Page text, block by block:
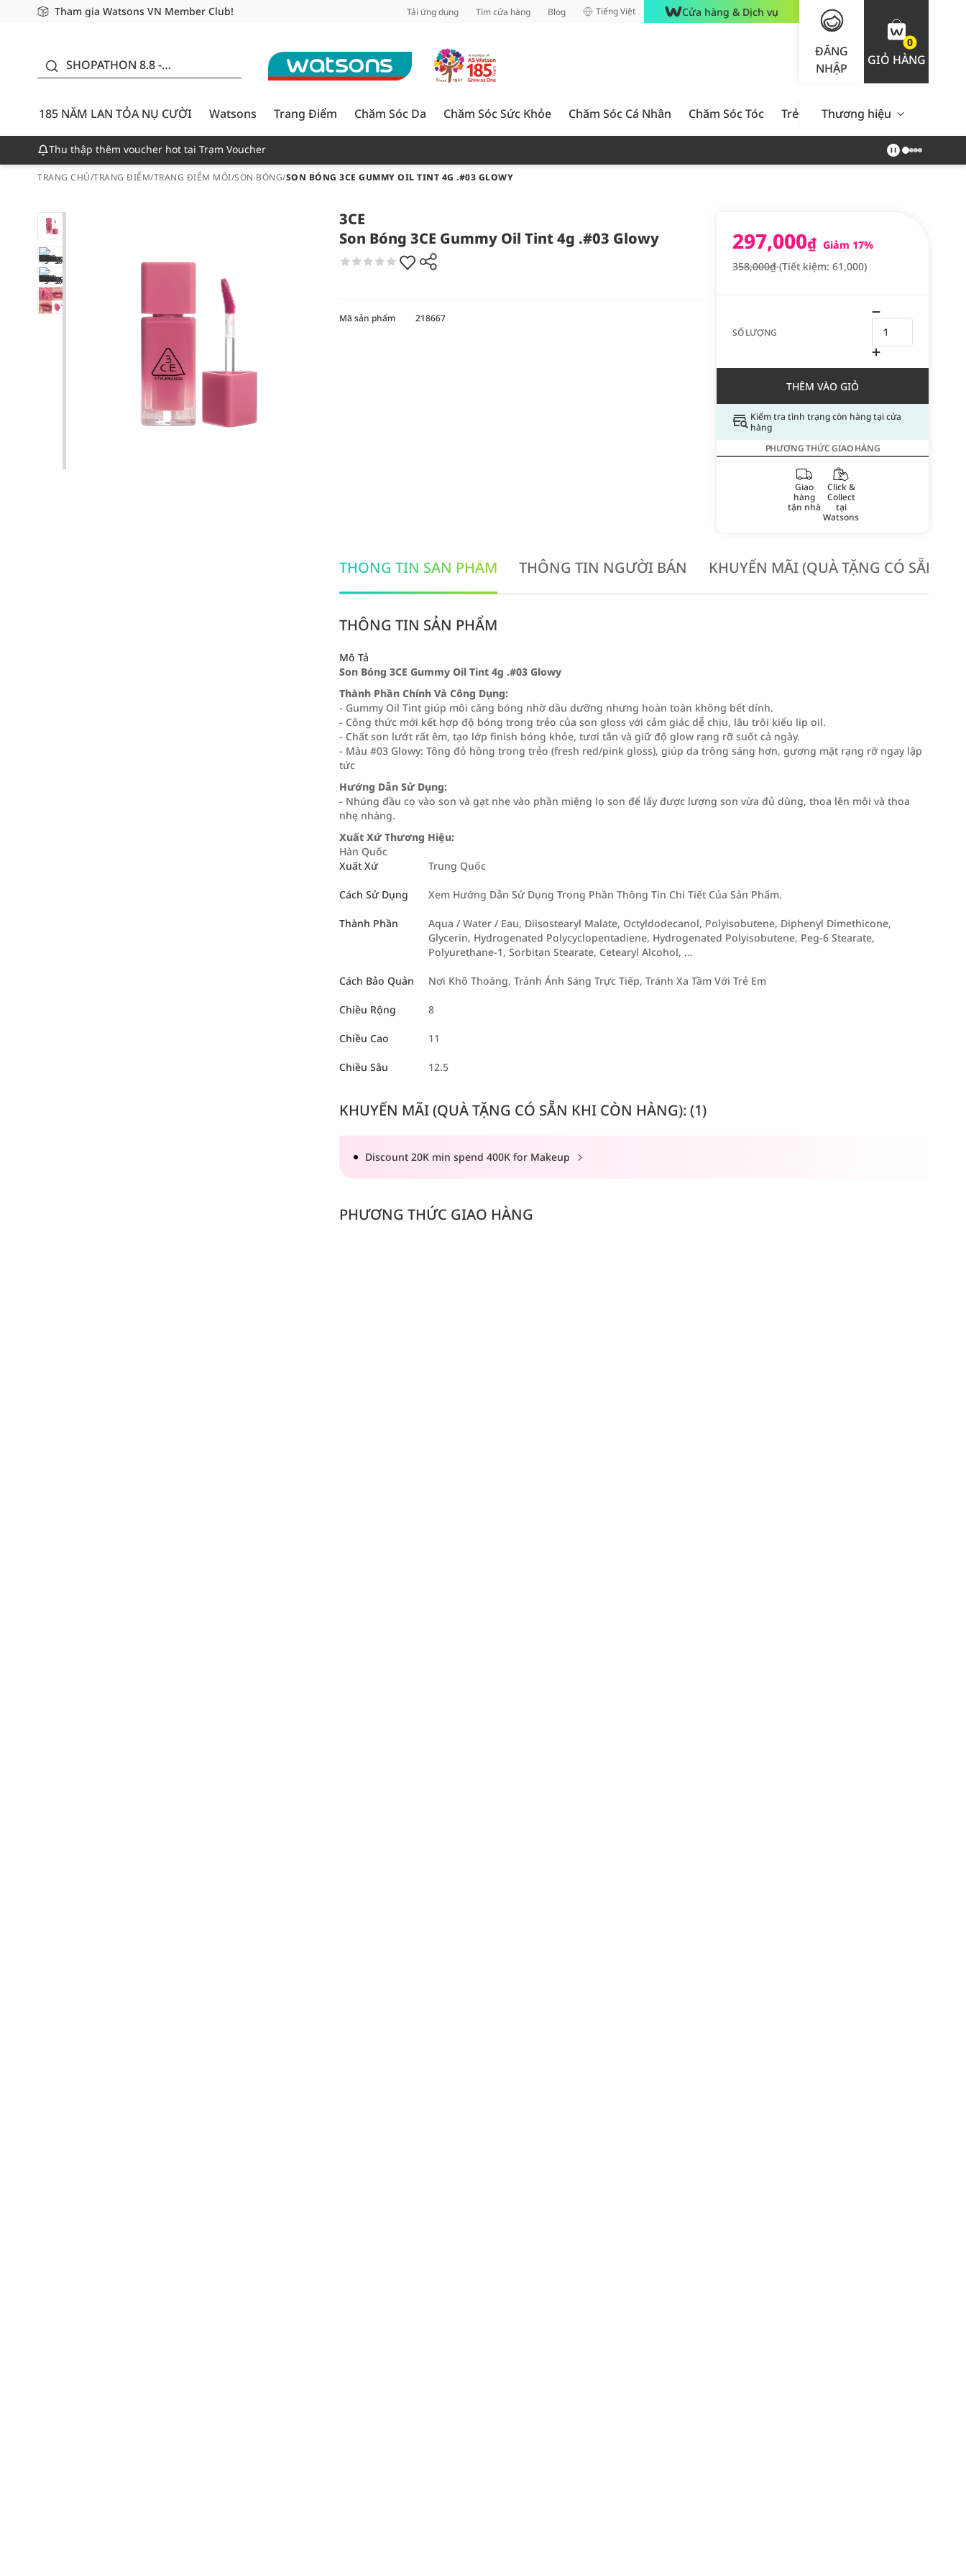
Tham gia Watsons VN Member Club!
Miễn phí giao hàng cho đơn hàng từ 249,000Đ
Giao hàng nhanh 24h - Áp dụng khu vực TP. Hồ Chí Minh Tải ứng dụng Tìm cửa hàng Blog Tiếng Việt Cửa hàng & Dịch vụ
ĐĂNG
NHẬP
0
GIỎ HÀNG
SHOPATHON 8.8 -
CƯỜI - GIẢM ĐẾN
50%
185 NĂM LAN TỎA NỤ CƯỜI
Watsons Trang Điểm Chăm Sóc Da Chăm Sóc Sức Khỏe Chăm Sóc Cá Nhân Chăm Sóc Tóc Trẻ Em Nam Giới Chăm Sóc
Thương hiệu
Thu thập thêm voucher hot tại Trạm Voucher
TRANG CHỦ/TRANG ĐIỂM/TRANG ĐIỂM MÔI/SON BÓNG/SON BÓNG 3CE GUMMY OIL TINT 4G .#03 GLOWY
3CE
Son Bóng 3CE Gummy Oil Tint 4g .#03 Glowy
297,000₫ Giảm 17%
358,000₫(Tiết kiệm: 61,000)
SỐ LƯỢNG
THÊM VÀO GIỎ
Kiểm tra tình trạng còn hàng tại cửa
hàng
PHƯƠNG THỨC GIAO HÀNG
Giao
hàng
tận nhà
Click &
Collect
tại
Watsons
Mã sản phẩm 218667
THÔNG TIN SẢN PHẨM THÔNG TIN NGƯỜI BÁN KHUYẾN MÃI (QUÀ TẶNG CÓ SẴN
THÔNG TIN SẢN PHẨM
Mô Tả
Son Bóng 3CE Gummy Oil Tint 4g .#03 Glowy
Thành Phần Chính Và Công Dụng:
- Gummy Oil Tint giúp môi căng bóng nhờ dầu dưỡng nhưng hoàn toàn không bết dính.
- Công thức mới kết hợp độ bóng trong trẻo của son gloss với cảm giác dễ chịu, lâu trôi kiểu lip oil.
- Chất son lướt rất êm, tạo lớp finish bóng khỏe, tươi tắn và giữ độ glow rạng rỡ suốt cả ngày.
- Màu #03 Glowy: Tông đỏ hồng trong trẻo (fresh red/pink gloss), giúp da trông sáng hơn, gương mặt rạng rỡ ngay lập
tức
Hướng Dẫn Sử Dụng:
- Nhúng đầu cọ vào son và gạt nhẹ vào phần miệng lọ son để lấy được lượng son vừa đủ dùng, thoa lên môi và thoa
nhẹ nhàng.
Xuất Xứ Thương Hiệu:
Hàn Quốc
Xuất Xứ
Trung Quốc
Cách Sử Dụng Xem Hướng Dẫn Sử Dụng Trong Phần Thông Tin Chi Tiết Của Sản Phẩm.
Thành Phần
Aqua / Water / Eau, Diisostearyl Malate, Octyldodecanol, Polyisobutene, Diphenyl Dimethicone,
Glycerin, Hydrogenated Polycyclopentadiene, Hydrogenated Polyisobutene, Peg-6 Stearate,
Polyurethane-1, Sorbitan Stearate, Cetearyl Alcohol, …
Cách Bảo Quản Nơi Khô Thoáng, Tránh Ánh Sáng Trực Tiếp, Tránh Xa Tầm Với Trẻ Em
Chiều Rộng 8
Chiều Cao 11
Chiều Sâu 12.5
KHUYẾN MÃI (QUÀ TẶNG CÓ SẴN KHI CÒN HÀNG): (1)
Discount 20K min spend 400K for Makeup
PHƯƠNG THỨC GIAO HÀNG